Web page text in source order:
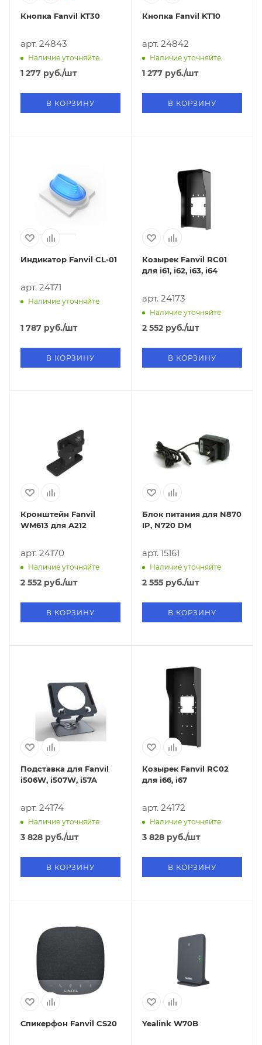
Кнопка Fanvil KT30
арт. 24843
Наличие уточняйте
1 277 руб./шт
В КОРЗИНУ
Кнопка Fanvil KT10
арт. 24842
Наличие уточняйте
1 277 руб./шт
В КОРЗИНУ
Индикатор Fanvil CL-01
арт. 24171
Наличие уточняйте
1 787 руб./шт
В КОРЗИНУ
Козырек Fanvil RC01
для i61, i62, i63, i64
арт. 24173
Наличие уточняйте
2 552 руб./шт
В КОРЗИНУ
Кронштейн Fanvil
WM613 для A212
арт. 24170
Наличие уточняйте
2 552 руб./шт
В КОРЗИНУ
Блок питания для N870
IP, N720 DM
арт. 15161
Наличие уточняйте
2 555 руб./шт
В КОРЗИНУ
Подставка для Fanvil
i506W, i507W, i57A
арт. 24174
Наличие уточняйте
3 828 руб./шт
В КОРЗИНУ
Козырек Fanvil RC02
для i66, i67
арт. 24172
Наличие уточняйте
3 828 руб./шт
В КОРЗИНУ
Спикерфон Fanvil CS20 Yealink W70B